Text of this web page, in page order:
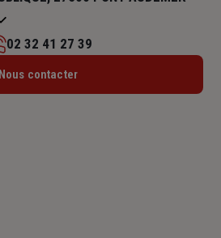
: 09h – 12h30 / 14h – 18h15
02 32 41 27 39
Nous contacter